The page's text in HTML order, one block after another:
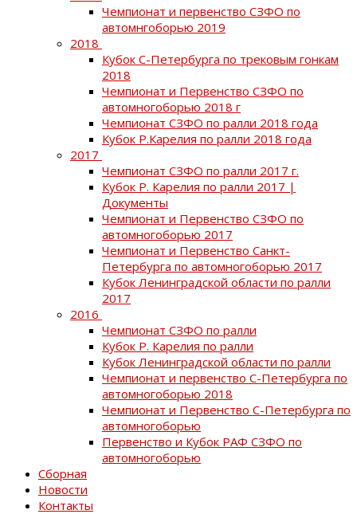
Чемпионат и первенство СЗФО по
автомнгоборью 2019
2018
Кубок С-Петербурга по трековым гонкам
2018
Чемпионат и Первенство СЗФО по
автомногоборью 2018 г
Чемпионат СЗФО по ралли 2018 года
Кубок Р.Карелия по ралли 2018 года
2017
Чемпионат СЗФО по ралли 2017 г.
Кубок Р. Карелия по ралли 2017 |
Документы
Чемпионат и Первенство СЗФО по
автомногоборью 2017
Чемпионат и Первенство Санкт-
Петербурга по автомногоборью 2017
Кубок Ленинградской области по ралли
2017
2016
Чемпионат СЗФО по ралли
Кубок Р. Карелия по ралли
Кубок Ленинградской области по ралли
Чемпионат и первенство С-Петербурга по
автомногоборью 2018
Чемпионат и Первенство С-Петербурга по
автомногоборью
Первенство и Кубок РАФ СЗФО по
автомногоборью
Сборная
Новости
Контакты